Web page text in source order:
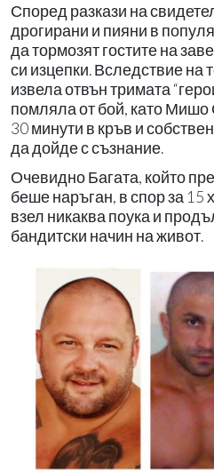
Според разкази на
дрогирани и пияни в
да тормозят гостите на
си изцепки. Вследствие на
извела отвън тримата
помляла от бой, като
30 минути в кръв и
да дойде с съзнание.
Очевидно Багата, който
беше наръган, в спор за 15
взел никаква поука и
бандитски начин на живот.